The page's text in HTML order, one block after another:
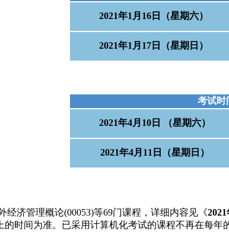
2021年1月16日（星期六）
2021年1月17日（星期日）
考试时
2021年4月10日 （星期六）
2021年4月11日（星期日）
经济管理概论(00053)等69门课程，详细内容见《
时间为准。已采用计算机化考试的课程不再在每年